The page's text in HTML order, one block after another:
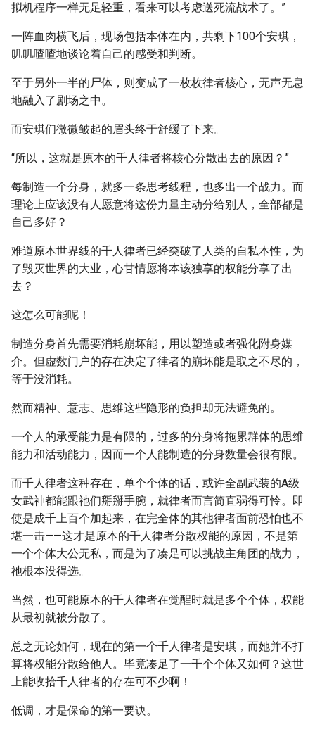
拟机程序一样无足轻重，看来可以考虑送死流战术了。”
一阵血肉横飞后，现场包括本体在内，共剩下100个安琪，
叽叽喳喳地谈论着自己的感受和判断。
至于另外一半的尸体，则变成了一枚枚律者核心，无声无息
地融入了剧场之中。
而安琪们微微皱起的眉头终于舒缓了下来。
“所以，这就是原本的千人律者将核心分散出去的原因？”
每制造一个分身，就多一条思考线程，也多出一个战力。而
理论上应该没有人愿意将这份力量主动分给别人，全部都是
自己多好？
难道原本世界线的千人律者已经突破了人类的自私本性，为
了毁灭世界的大业，心甘情愿将本该独享的权能分享了出
去？
这怎么可能呢！
制造分身首先需要消耗崩坏能，用以塑造或者强化附身媒
介。但虚数门户的存在决定了律者的崩坏能是取之不尽的，
等于没消耗。
然而精神、意志、思维这些隐形的负担却无法避免的。
一个人的承受能力是有限的，过多的分身将拖累群体的思维
能力和活动能力，因而一个人能制造的分身数量会很有限。
而千人律者这种存在，单个个体的话，或许全副武装的A级
女武神都能跟祂们掰掰手腕，就律者而言简直弱得可怜。即
使是成千上百个加起来，在完全体的其他律者面前恐怕也不
堪一击——这才是原本的千人律者分散权能的原因，不是第
一个个体大公无私，而是为了凑足可以挑战主角团的战力，
祂根本没得选。
当然，也可能原本的千人律者在觉醒时就是多个个体，权能
从最初就被分散了。
总之无论如何，现在的第一个千人律者是安琪，而她并不打
算将权能分散给他人。毕竟凑足了一千个个体又如何？这世
上能收拾千人律者的存在可不少啊！
低调，才是保命的第一要诀。